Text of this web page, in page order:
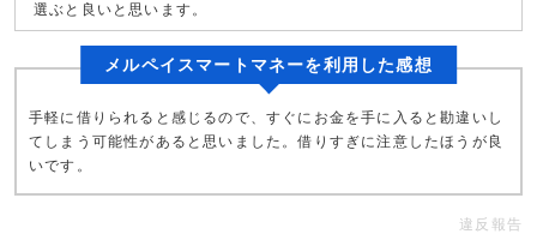
選ぶと良いと思います。
メルペイスマートマネーを利用した感想
手軽に借りられると感じるので、すぐにお金を手に入ると勘違いし
てしまう可能性があると思いました。借りすぎに注意したほうが良
いです。
違反報告